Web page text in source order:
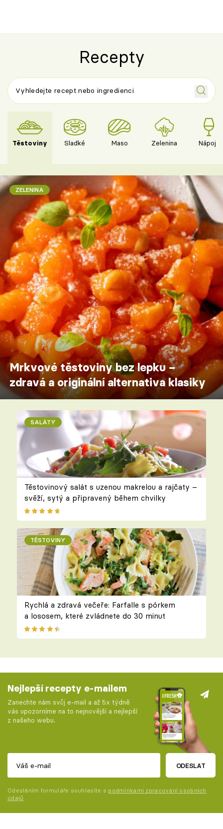
Recepty
Těstoviny Sladké Maso Zelenina Nápoje
ZELENINA
Mrkvové těstoviny bez lepku –
zdravá a originální alternativa klasiky
SALÁTY
Těstovinový salát s uzenou makrelou a rajčaty –
svěží, sytý a připravený během chvilky
TĚSTOVINY
Rychlá a zdravá večeře: Farfalle s pórkem
a lososem, které zvládnete do 30 minut
Nejlepší recepty e-mailem
Zanechte nám svůj e-mail a až 5x týdně
vás upozorníme na to nejnovější a nejlepší
z našeho webu.
ODESLAT
Odesláním formuláře souhlasíte s podmínkami zpracování osobních
údajů